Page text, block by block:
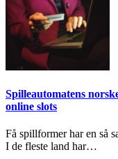
Spilleautomatens
online slots
Få spillformer har en så
I de fleste land har…